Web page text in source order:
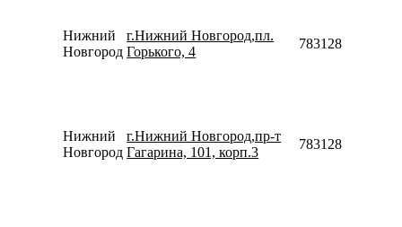
Нижний
Новгород
г.Нижний Новгород,пл.
Горького, 4
78312820080
Нижний
Новгород
г.Нижний Новгород,пр-т
Гагарина, 101, корп.3
78312818848